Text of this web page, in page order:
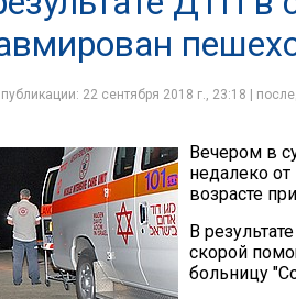
22 сентября 2018 г., 23:18 |
Вечером в
недалеко
возрасте
В
скорой
больницу